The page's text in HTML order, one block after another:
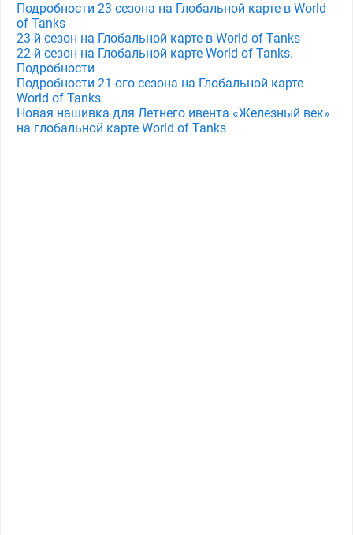
Подробности 23 сезона на Глобальной карте в World
of Tanks
23-й сезон на Глобальной карте в World of Tanks
22-й сезон на Глобальной карте World of Tanks.
Подробности
Подробности 21-ого сезона на Глобальной карте
World of Tanks
Новая нашивка для Летнего ивента «Железный век»
на глобальной карте World of Tanks